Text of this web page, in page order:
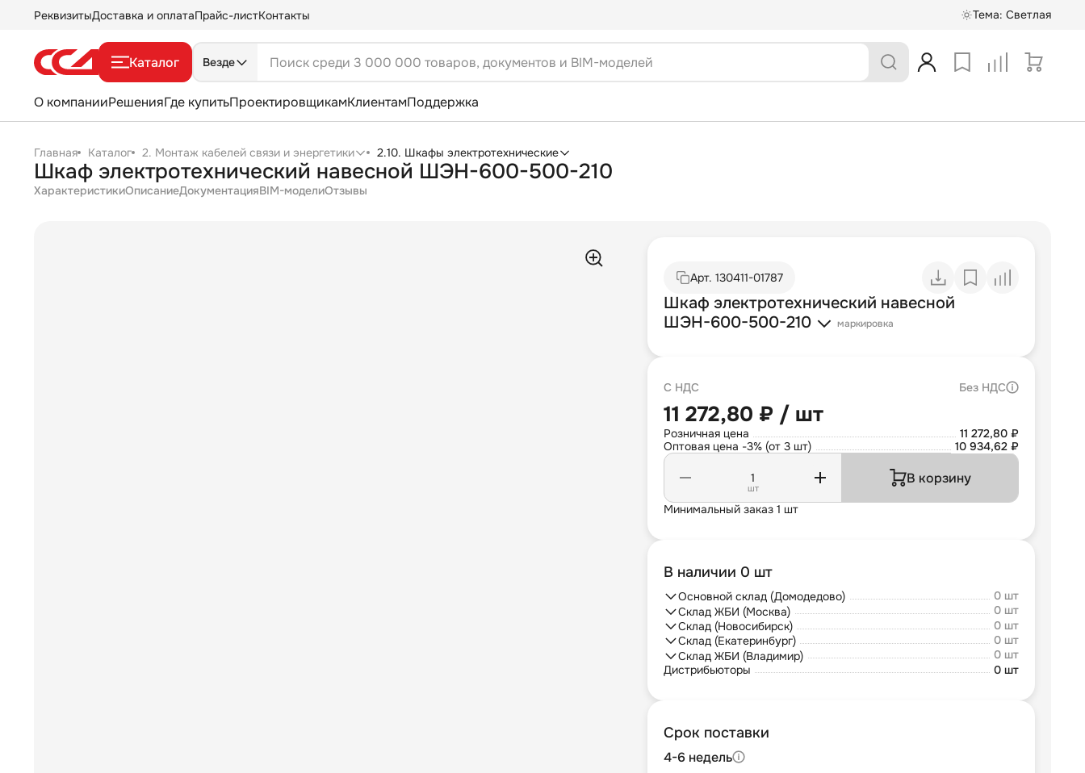
РеквизитыДоставка и оплатаПрайс-листКонтакты Тема: Светлая
Каталог Везде
О компанииРешенияГде купитьПроектировщикамКлиентамПоддержка
Главная Каталог 2. Монтаж кабелей связи и энергетики 2.10. Шкафы электротехнические
Шкаф электротехнический навесной ШЭН-600-500-210
ХарактеристикиОписаниеДокументацияBIM-моделиОтзывы
Арт. 130411-01787
Шкаф электротехнический навесной
ШЭН-600-500-210
маркировка
С НДС Без НДС
11 272,80 ₽ / шт
Розничная цена
11 272,80 ₽
Оптовая цена -3% (от 3 шт)
10 934,62 ₽
шт
В корзину
Минимальный заказ 1 шт
В наличии 0 шт
Основной склад (Домодедово)
0 шт
Склад ЖБИ (Москва)
0 шт
Склад (Новосибирск)
0 шт
Склад (Екатеринбург)
0 шт
Склад ЖБИ (Владимир)
0 шт
Дистрибьюторы
0 шт
Срок поставки
4-6 недель